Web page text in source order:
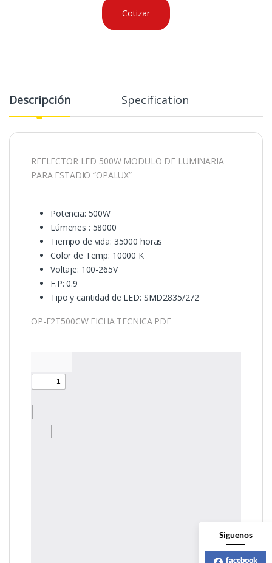
Cotizar
Descripción Specification
REFLECTOR LED 500W MODULO DE LUMINARIA
PARA ESTADIO “OPALUX”
Potencia: 500W
Lúmenes : 58000
Tiempo de vida: 35000 horas
Color de Temp: 10000 K
Voltaje: 100-265V
F.P: 0.9
Tipo y cantidad de LED: SMD2835/272
OP-F2T500CW FICHA TECNICA PDF
Siguenos
facebook